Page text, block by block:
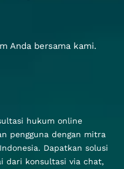
Anda bersama kami.
hukum online
pengguna dengan mitra
Dapatkan solusi
dari konsultasi via chat,